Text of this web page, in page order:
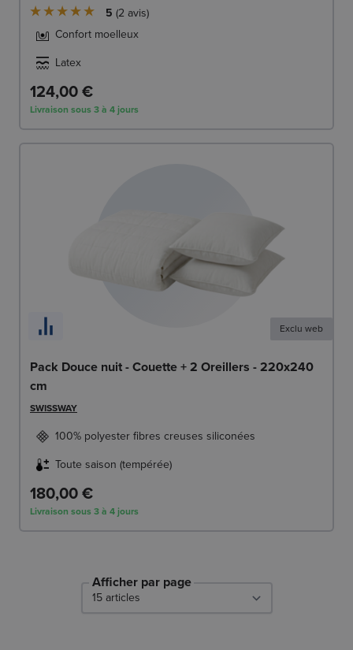
5 2 avis
Confort moelleux
Latex
124,00 €
Livraison sous 3 à 4 jours
Exclu web
Pack Douce nuit - Couette + 2 Oreillers - 220x240
cm
SWISSWAY
100% polyester fibres creuses siliconées
Toute saison (tempérée)
180,00 €
Livraison sous 3 à 4 jours
Afficher par page